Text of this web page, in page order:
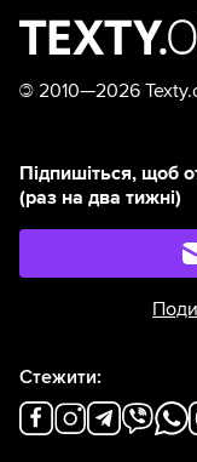
© 2010—2026
Підпишіться, щоб
(раз на два тижні)
Стежити: